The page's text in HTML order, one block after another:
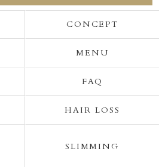
CONCEPT
MENU
FAQ
HAIR LOSS
SLIMMING